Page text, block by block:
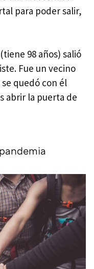
para poder salir,
98 años) salió
Fue un vecino
quedó con él
abrir la puerta de